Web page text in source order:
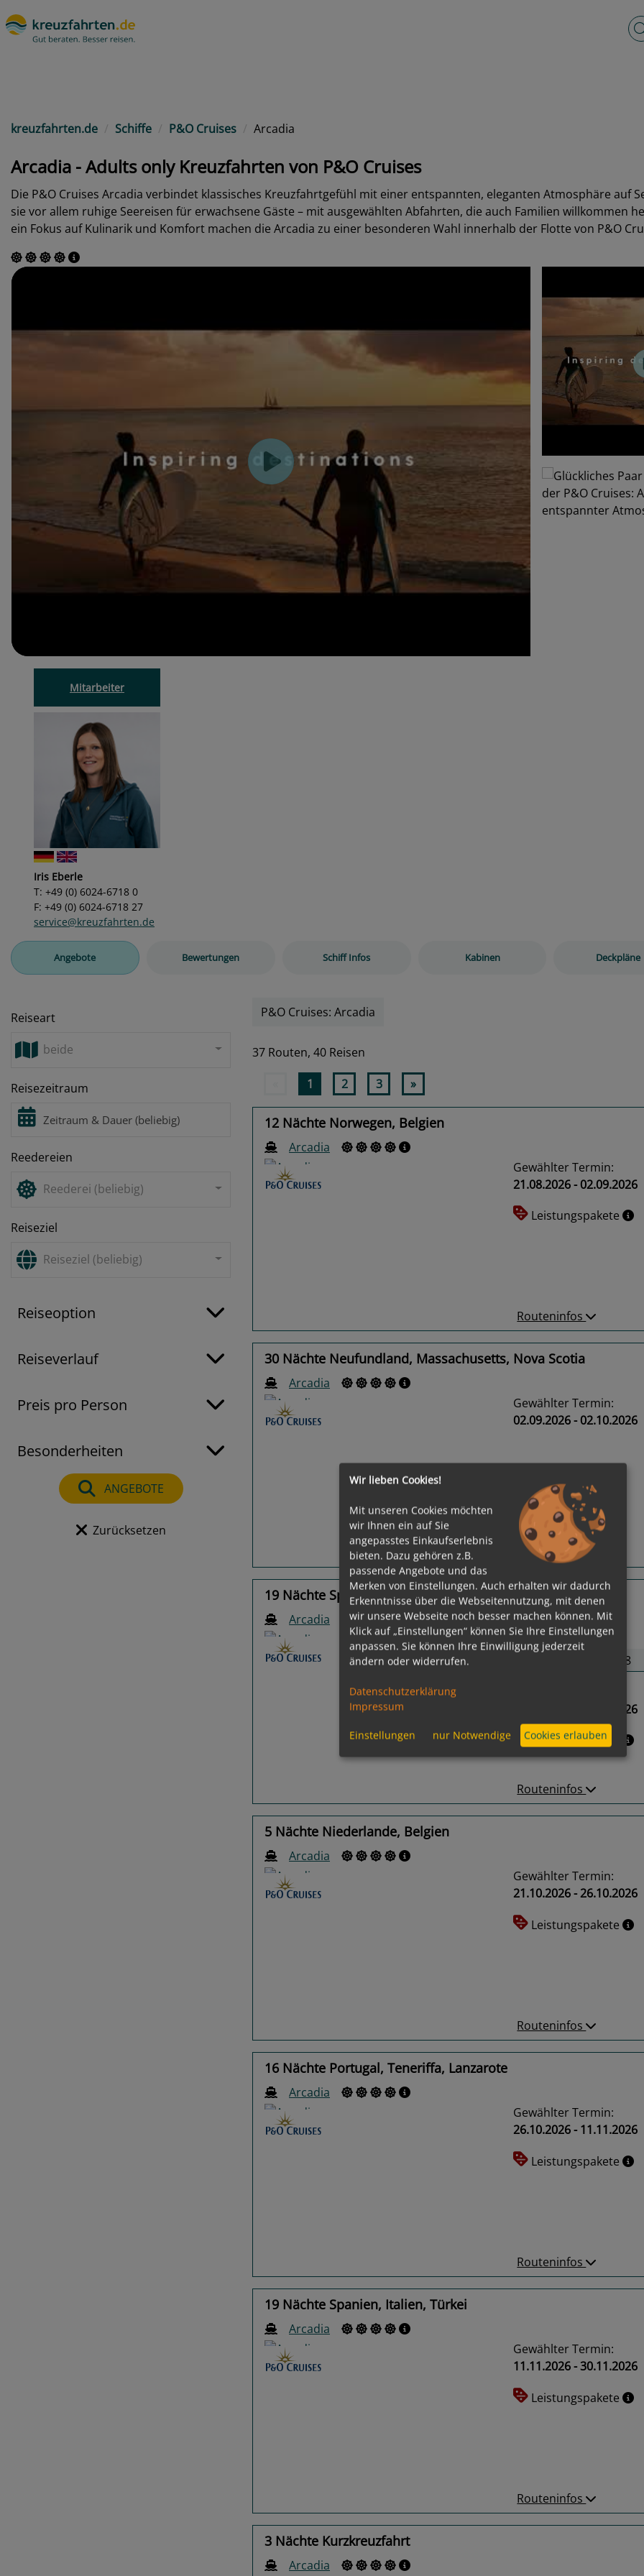
kreuzfahrten.de Schiffe P&O Cruises Arcadia
Arcadia - Adults only Kreuzfahrten von P&O Cruises
Die P&O Cruises Arcadia verbindet klassisches Kreuzfahrtgefühl mit einer entspannten, eleganten Atmosphäre auf
sie vor allem ruhige Seereisen für erwachsene Gäste – mit ausgewählten Abfahrten, die auch Familien willkommen
ein Fokus auf Kulinarik und Komfort machen die Arcadia zu einer besonderen Wahl innerhalb der Flotte von P&O
Mitarbeiter
Iris Eberle
T: +49 (0) 6024-6718 0
F: +49 (0) 6024-6718 27
service@kreuzfahrten.de
Angebote Bewertungen Schiff Infos Kabinen Deckpläne
Reiseart
beide
Reisezeitraum
Reedereien
Reederei (beliebig)
Reiseziel
Reiseziel (beliebig)
Reiseoption
Reiseverlauf
Preis pro Person
Besonderheiten
ANGEBOTE
Zurücksetzen
P&O Cruises: Arcadia
37 Routen, 40 Reisen
1 2 3 »
12 Nächte Norwegen, Belgien
Arcadia
Gewählter Termin:
21.08.2026 - 02.09.2026
Leistungspakete
Routeninfos
30 Nächte Neufundland, Massachusetts, Nova Scotia
Arcadia
Gewählter Termin:
02.09.2026 - 02.10.2026
Routeninfos
19 Nächte Spanien, Türkei, Griechenland
Arcadia
2Termine verfügbar:
10.05.28
02.10.2026 - 21.10.2026
Leistungspakete
Routeninfos
5 Nächte Niederlande, Belgien
Arcadia
Gewählter Termin:
21.10.2026 - 26.10.2026
Leistungspakete
Routeninfos
16 Nächte Portugal, Teneriffa, Lanzarote
Arcadia
Gewählter Termin:
26.10.2026 - 11.11.2026
Leistungspakete
Routeninfos
19 Nächte Spanien, Italien, Türkei
Arcadia
Gewählter Termin:
11.11.2026 - 30.11.2026
Leistungspakete
Routeninfos
3 Nächte Kurzkreuzfahrt
Arcadia
Wir lieben Cookies!
Mit unseren Cookies möchten
wir Ihnen ein auf Sie
angepasstes Einkaufserlebnis
bieten. Dazu gehören z.B.
passende Angebote und das
Merken von Einstellungen. Auch erhalten wir dadurch
Erkenntnisse über die Webseitennutzung, mit denen
wir unsere Webseite noch besser machen können. Mit
Klick auf „Einstellungen“ können Sie Ihre Einstellungen
anpassen. Sie können Ihre Einwilligung jederzeit
ändern oder widerrufen.
Datenschutzerklärung
Impressum
Einstellungen nur Notwendige Cookies erlauben